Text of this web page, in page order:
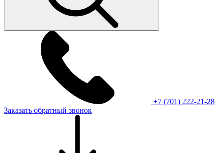
+7 (701) 222-21-28
Заказать обратный звонок